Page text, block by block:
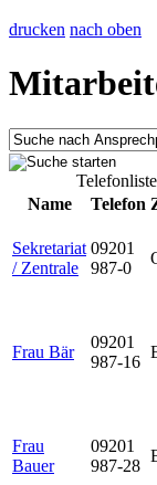
drucken nach oben
Name
Telefon
Sekretariat
/ Zentrale
09201
987-0
Frau Bär
09201
987-16
Frau
Bauer
09201
987-28